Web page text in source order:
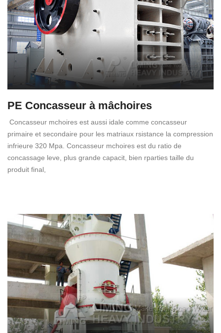
PE Concasseur à mâchoires
Concasseur mchoires est aussi idale comme concasseur
primaire et secondaire pour les matriaux rsistance la compression
infrieure 320 Mpa. Concasseur mchoires est du ratio de
concassage leve, plus grande capacit, bien rparties taille du
produit final,